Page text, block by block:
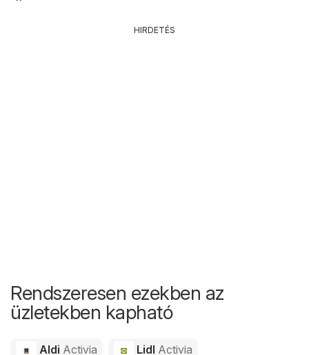
HIRDETÉS
Rendszeresen ezekben az
üzletekben kapható
Aldi Activia Lidl Activia